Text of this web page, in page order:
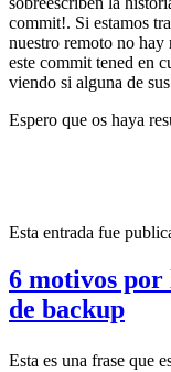
commit!. Si estamos
nuestro remoto no hay
este commit tened en
viendo si alguna de
Espero que os haya
Esta entrada fue
6 motivos por
de backup
Esta es una frase que